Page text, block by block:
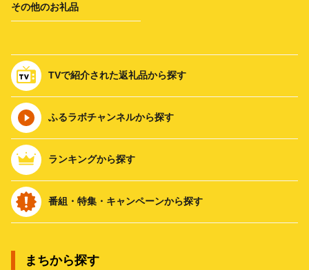
その他のお礼品
TVで紹介された返礼品から探す
ふるラボチャンネルから探す
ランキングから探す
番組・特集・キャンペーンから探す
まちから探す